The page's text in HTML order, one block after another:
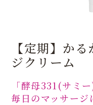
【定期】か
ジクリーム
「酵母331(サミ
毎日のマッサージ